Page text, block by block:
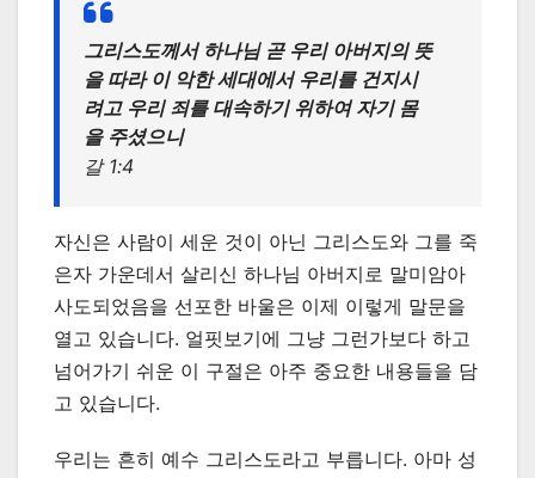
그리스도께서 하나님 곧 우리 아버지의 뜻
을 따라 이 악한 세대에서 우리를 건지시
려고 우리 죄를 대속하기 위하여 자기 몸
을 주셨으니
갈 1:4
자신은 사람이 세운 것이 아닌 그리스도와 그를 죽
은자 가운데서 살리신 하나님 아버지로 말미암아
사도되었음을 선포한 바울은 이제 이렇게 말문을
열고 있습니다. 얼핏보기에 그냥 그런가보다 하고
넘어가기 쉬운 이 구절은 아주 중요한 내용들을 담
고 있습니다.
우리는 흔히 예수 그리스도라고 부릅니다. 아마 성